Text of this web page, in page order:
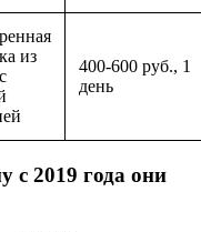
из
400-600 руб., 1
день
с 2019 года они